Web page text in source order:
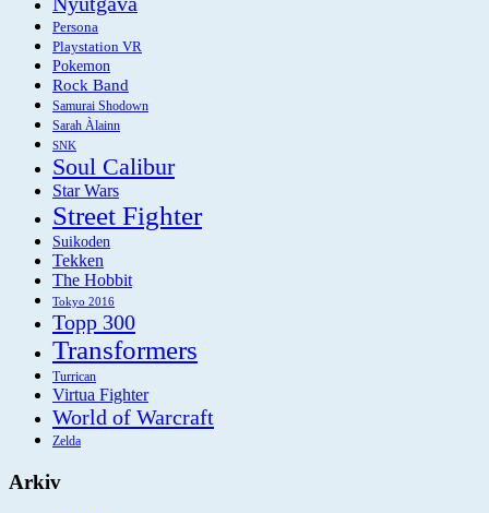
Persona
Playstation VR
Pokemon
Rock Band
Samurai Shodown
Sarah Àlainn
SNK
Soul Calibur
Star Wars
Street Fighter
Suikoden
Tekken
The Hobbit
Tokyo 2016
Topp 300
Transformers
Turrican
Virtua Fighter
World of Warcraft
Zelda
Arkiv